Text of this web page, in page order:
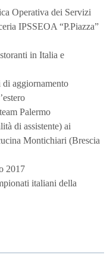
Operativa dei Servizi
IPSSEOA “P.Piazza”
in Italia e
di aggiornamento
Palermo
di assistente) ai
Montichiari (Brescia
2017
italiani della